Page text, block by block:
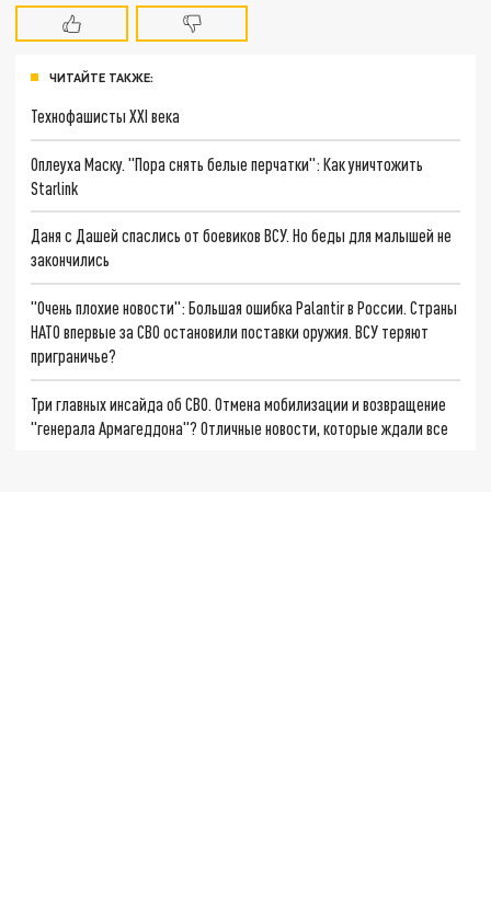
ЧИТАЙТЕ ТАКЖЕ:
Технофашисты XXI века
Оплеуха Маску. "Пора снять белые перчатки": Как уничтожить
Starlink
Даня с Дашей спаслись от боевиков ВСУ. Но беды для малышей не
закончились
"Очень плохие новости": Большая ошибка Palantir в России. Страны
НАТО впервые за СВО остановили поставки оружия. ВСУ теряют
приграничье?
Три главных инсайда об СВО. Отмена мобилизации и возвращение
"генерала Армагеддона"? Отличные новости, которые ждали все